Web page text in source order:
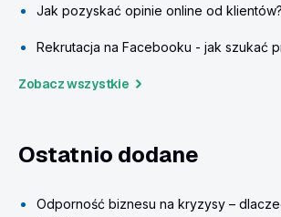
Jak pozyskać opinie online od klientów?
Rekrutacja na Facebooku - jak szukać
Zobacz wszystkie
Ostatnio dodane
Odporność biznesu na kryzysy –